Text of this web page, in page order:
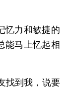
力和敏捷的
能马上忆起相
到我，说要